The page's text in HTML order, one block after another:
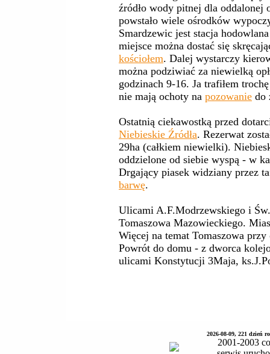
źródło wody pitnej dla
powstało wiele ośrodków
Smardzewic jest stacja
miejsce można dostać się
kościołem. Dalej wystarczy
można podziwiać za niewielką
godzinach 9-16. Ja trafiłem
nie mają ochoty na pozowanie do
Ostatnią ciekawostką przed
Niebieskie Źródła. Rezerwat
29ha (całkiem niewielki).
oddzielone od siebie wyspą - w
Drgający piasek widziany przez
barwę.
Ulicami A.F.Modrzewskiego i
Tomaszowa Mazowieckiego.
Więcej na temat Tomaszowa
Powrót do domu - z dworca
ulicami Konstytucji 3Maja,
2026-08-09, 221 dzień
2001-2003